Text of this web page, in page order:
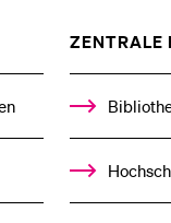
ZENTRALE